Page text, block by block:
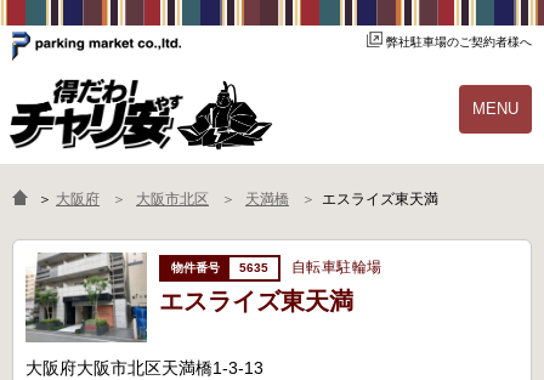
弊社駐車場のご契約者様へ
MENU
物件一覧 ご契約の流れ
よくあるご質問 駐輪場オーナー様へ
＞ 大阪府 大阪市北区 天満橋 エスライズ東天満
5635 自転車駐輪場
エスライズ東天満
大阪府大阪市北区天満橋1-3-13